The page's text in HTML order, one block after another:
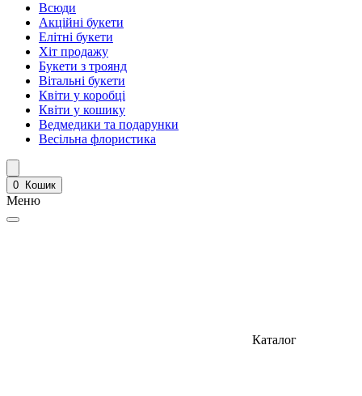
Всюди
Акційні букети
Елітні букети
Хіт продажу
Букети з троянд
Вітальні букети
Квіти у коробці
Квіти у кошику
Ведмедики та подарунки
Весільна флористика
0 Кошик
Меню
Каталог